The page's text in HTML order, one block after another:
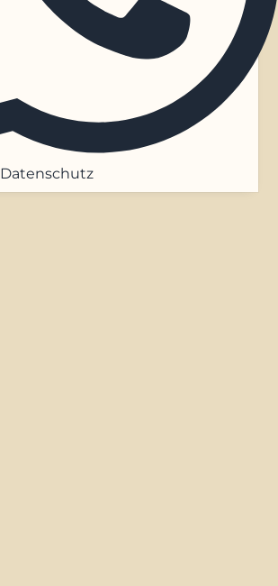
Datenschutz